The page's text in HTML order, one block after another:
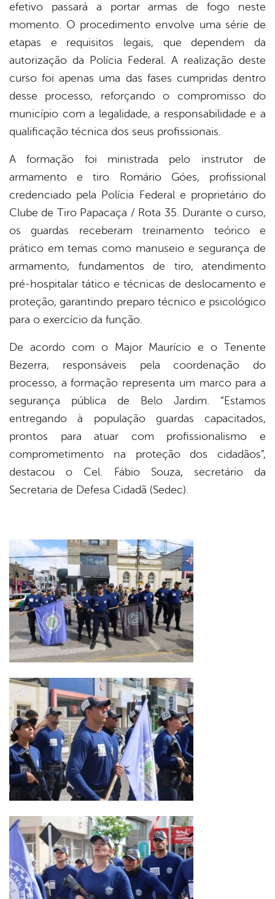
efetivo passará a portar armas de fogo neste
momento. O procedimento envolve uma série de
etapas e requisitos legais, que dependem da
autorização da Polícia Federal. A realização deste
curso foi apenas uma das fases cumpridas dentro
desse processo, reforçando o compromisso do
município com a legalidade, a responsabilidade e a
qualificação técnica dos seus profissionais.
A formação foi ministrada pelo instrutor de
armamento e tiro Romário Góes, profissional
credenciado pela Polícia Federal e proprietário do
Clube de Tiro Papacaça / Rota 35. Durante o curso,
os guardas receberam treinamento teórico e
prático em temas como manuseio e segurança de
armamento, fundamentos de tiro, atendimento
pré-hospitalar tático e técnicas de deslocamento e
proteção, garantindo preparo técnico e psicológico
para o exercício da função.
De acordo com o Major Maurício e o Tenente
Bezerra, responsáveis pela coordenação do
processo, a formação representa um marco para a
segurança pública de Belo Jardim. “Estamos
entregando à população guardas capacitados,
prontos para atuar com profissionalismo e
comprometimento na proteção dos cidadãos”,
destacou o Cel. Fábio Souza, secretário da
Secretaria de Defesa Cidadã (Sedec).